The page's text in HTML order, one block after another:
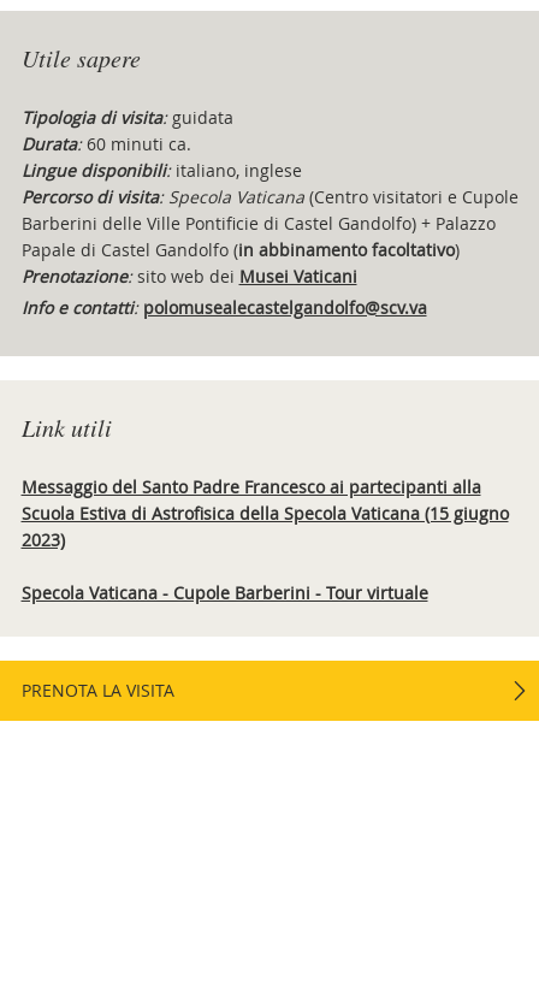
Utile sapere
Tipologia di visita:guidata
Durata:60 minuti ca.
Lingue disponibili:italiano, inglese
Percorso di visita: Specola Vaticana(Centro visitatori e Cupole
Barberini delle Ville Pontificie di Castel Gandolfo) + Palazzo
Papale di Castel Gandolfo (in abbinamento facoltativo)
Prenotazione:sito web dei Musei Vaticani
Info e contatti: polomusealecastelgandolfo@scv.va
Link utili
Messaggio del Santo Padre Francesco ai partecipanti alla
Scuola Estiva di Astrofisica della Specola Vaticana (15 giugno
2023)
Specola Vaticana - Cupole Barberini - Tour virtuale
PRENOTA LA VISITA